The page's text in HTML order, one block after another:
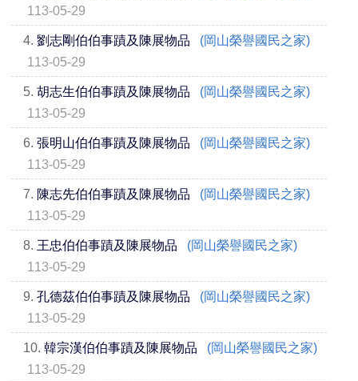
113-05-29
4. 劉志剛伯伯事蹟及陳展物品
(岡山榮譽國民之家)
113-05-29
5. 胡志生伯伯事蹟及陳展物品
(岡山榮譽國民之家)
113-05-29
6. 張明山伯伯事蹟及陳展物品
(岡山榮譽國民之家)
113-05-29
7. 陳志先伯伯事蹟及陳展物品
(岡山榮譽國民之家)
113-05-29
8. 王忠伯伯事蹟及陳展物品
(岡山榮譽國民之家)
113-05-29
9. 孔德茲伯伯事蹟及陳展物品
(岡山榮譽國民之家)
113-05-29
10. 韓宗漢伯伯事蹟及陳展物品
(岡山榮譽國民之家)
113-05-29